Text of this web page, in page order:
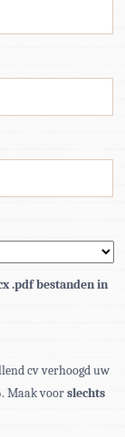
.pdf bestanden in
cv verhoogd uw
. Maak voorslechts